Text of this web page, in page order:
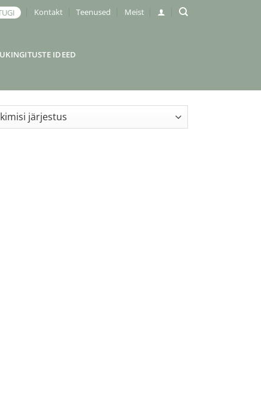
Kontakt Teenused Meist
IDEED